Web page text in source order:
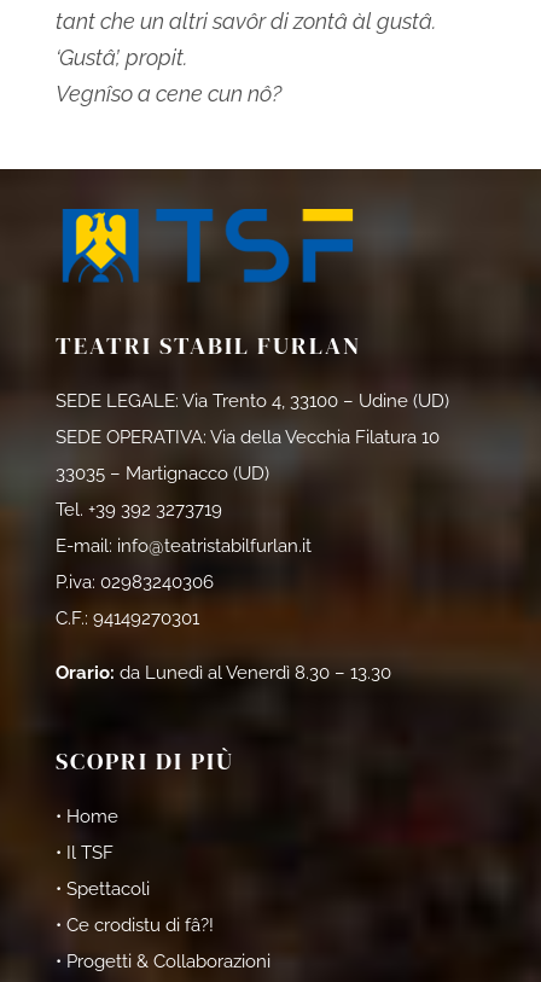
tant che un altri savôr di zontâ àl gustâ.
‘Gustâ’, propit.
Vegnîso a cene cun nô?
TEATRI STABIL FURLAN
SEDE LEGALE: Via Trento 4, 33100 – Udine (UD)
SEDE OPERATIVA: Via della Vecchia Filatura 10
33035 – Martignacco (UD)
Tel. +39 392 3273719
E-mail: info@teatristabilfurlan.it
P.iva: 02983240306
C.F.: 94149270301
Orario: da Lunedì al Venerdì 8.30 – 13.30
SCOPRI DI PIÙ
• Home
• Il TSF
• Spettacoli
• Ce crodistu di fâ?!
• Progetti & Collaborazioni